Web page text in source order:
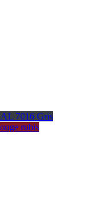
7016 Gris
rubis